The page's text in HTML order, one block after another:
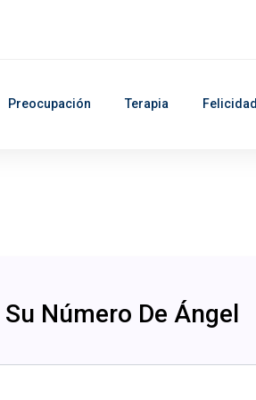
Preocupación Terapia Felicidad
Número De Ángel